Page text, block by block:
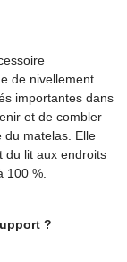
de nivellement
importantes dans
et de combler
du matelas. Elle
du lit aux endroits
100 %.
?